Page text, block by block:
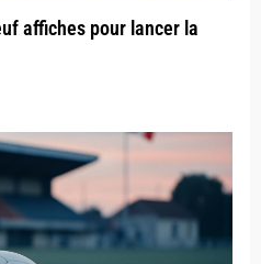
affiches pour lancer la